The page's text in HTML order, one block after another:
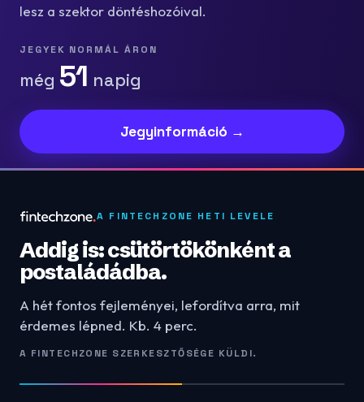
lesz a szektor döntéshozóival.
JEGYEK NORMÁL ÁRON
még 51 napig
Jegyinformáció →
A FINTECHZONE HETI LEVELE
Addig is: csütörtökönként a
postaládádba.
A hét fontos fejleményei, lefordítva arra, mit
érdemes lépned. Kb. 4 perc.
A FINTECHZONE SZERKESZTŐSÉGE KÜLDI.